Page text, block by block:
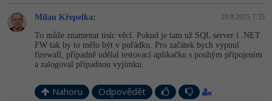
Datová analýza
Digitální gramotnost
Kurzy designu
HTML/CSS -80%
Photoshop
Příběhy absolventů
Milan Křepelka: 29.9.2015 7:35
To může znamenat tisíc věcí. Pokud je tam už SQL server i .NET
FW tak by to mělo být v pořádku. Pro začátek bych vypnul
firewall, případně udělal testovací aplikačku s pouhým připojením
a zalogoval případnou vyjímku.
Nahoru Odpovědět